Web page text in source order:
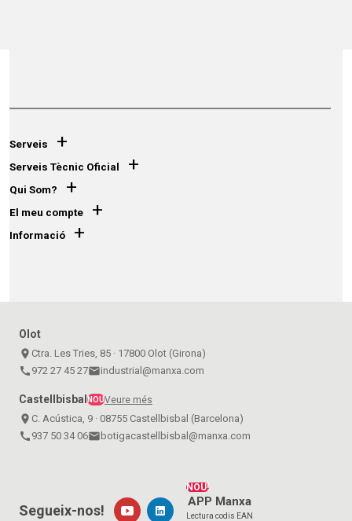
Serveis +
Serveis Tècnic Oficial +
Qui Som? +
El meu compte +
Informació +
Olot
place Ctra. Les Tries, 85 · 17800 Olot (Girona)
call 972 27 45 27emailindustrial@manxa.com
Castellbisbal NOUVeure més
place C. Acústica, 9 · 08755 Castellbisbal (Barcelona)
call 937 50 34 06email botigacastellbisbal@manxa.com
NOU!
APP Manxa
Lectura codis EAN
Segueix-nos!